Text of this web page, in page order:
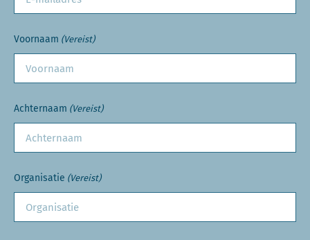
Voornaam (Vereist)
Achternaam (Vereist)
Organisatie (Vereist)